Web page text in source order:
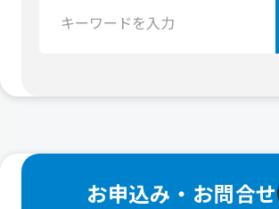
索：
お申込み・お問合せ